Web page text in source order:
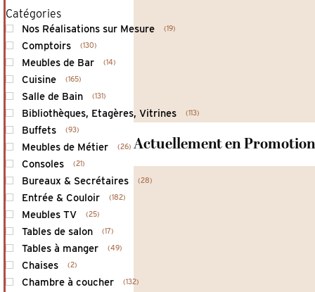
Actuellement en
Catégories
Nos Réalisations sur Mesure 19
Comptoirs 130
Meubles de Bar 14
Cuisine 165
Salle de Bain 131
Bibliothèques, Etagères, Vitrines 113
Buffets 93
Meubles de Métier 26
Consoles 21
Bureaux & Secrétaires 28
Entrée & Couloir 182
Meubles TV 25
Tables de salon 17
Tables à manger 49
Chaises 2
Chambre à coucher 132